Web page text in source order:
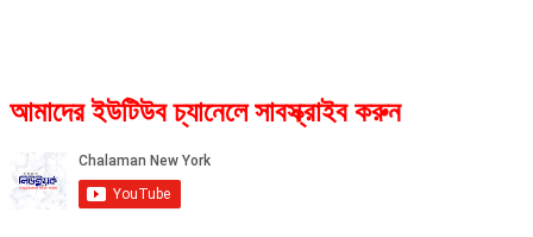
আমাদের ইউটিউব চ্যানেলে সাবস্ক্রাইব করুন